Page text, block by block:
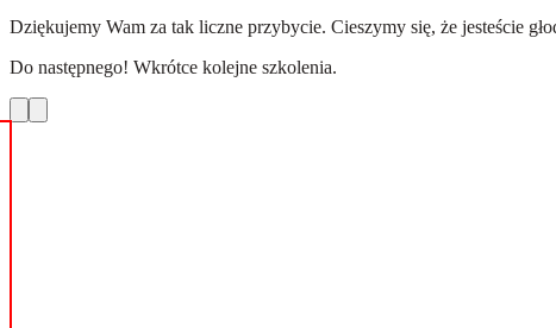
Dziękujemy Wam za tak liczne przybycie. Cieszymy się, że jesteście
Do następnego! Wkrótce kolejne szkolenia.